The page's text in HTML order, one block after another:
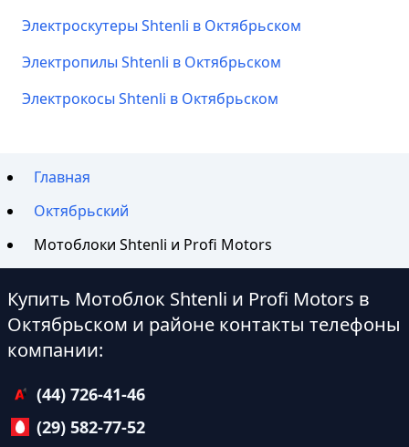
Электроскутеры Shtenli в Октябрьском
Электропилы Shtenli в Октябрьском
Электрокосы Shtenli в Октябрьском
Главная
Октябрьский
Мотоблоки Shtenli и Profi Motors
Купить Мотоблок Shtenli и Profi Motors в
Октябрьском и районе контакты телефоны
компании:
(44) 726-41-46
(29) 582-77-52